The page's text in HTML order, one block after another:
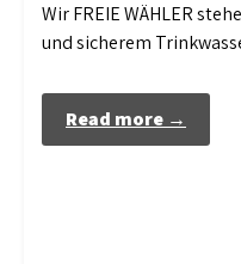
Wir FREIE WÄHLER
und sicherem
Read more →